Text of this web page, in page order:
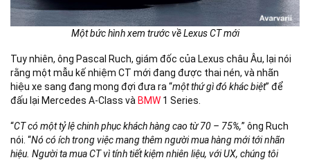
Một bức hình xem trước về Lexus CT mới
Tuy nhiên, ông Pascal Ruch, giám đốc của Lexus châu Âu, lại nói
rằng một mẫu kế nhiệm CT mới đang được thai nén, và nhãn
hiệu xe sang đang mong đợi đưa ra “một thứ gì đó khác biệt” để
đấu lại Mercedes A-Class và BMW 1 Series.
“CT có một tỷ lệ chinh phục khách hàng cao từ 70 – 75%,” ông Ruch
nói. “Nó có ích trong việc mang thêm người mua hàng mới tới nhãn
hiệu. Người ta mua CT vì tính tiết kiệm nhiên liệu, với UX, chúng tôi